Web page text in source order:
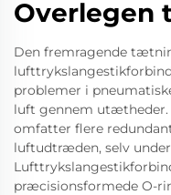
Overlegen
Den fremragende
problemer i
luft gennem
omfatter flere
luftudtræden, selv
præcisionsformede O-